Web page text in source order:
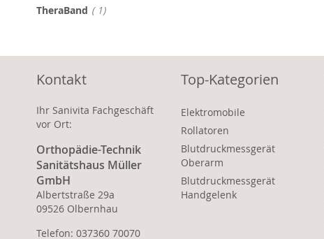
TheraBand 1Artikel
Kontakt
Ihr Sanivita Fachgeschäft
vor Ort:
Orthopädie-Technik
Sanitätshaus Müller
GmbH
Albertstraße 29a
09526 Olbernhau
Telefon: 037360 70070
Top-Kategorien
Elektromobile
Rollatoren
Blutdruckmessgerät
Oberarm
Blutdruckmessgerät
Handgelenk